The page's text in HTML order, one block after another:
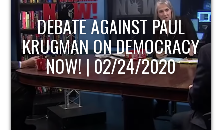
DEBATE AGAINST PAUL
KRUGMAN ON DEMOCRACY
NOW! | 02/24/2020